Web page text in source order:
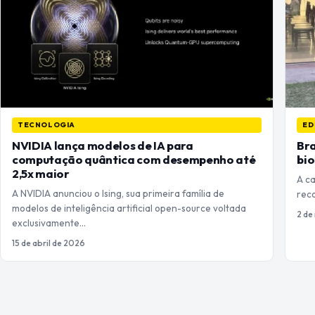
TECNOLOGIA
NVIDIA lança modelos de IA para
computação quântica com desempenho até
2,5x maior
A NVIDIA anunciou o Ising, sua primeira família de
modelos de inteligência artificial open-source voltada
exclusivamente…
15 de abril de 2026
A
2